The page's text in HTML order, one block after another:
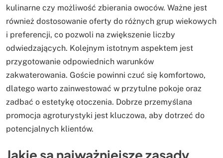
kulinarne czy możliwość zbierania owoców. Ważne jest
również dostosowanie oferty do różnych grup wiekowych
i preferencji, co pozwoli na zwiększenie liczby
odwiedzających. Kolejnym istotnym aspektem jest
przygotowanie odpowiednich warunków
zakwaterowania. Goście powinni czuć się komfortowo,
dlatego warto zainwestować w przytulne pokoje oraz
zadbać o estetykę otoczenia. Dobrze przemyślana
promocja agroturystyki jest kluczowa, aby dotrzeć do
potencjalnych klientów.
Jakie są najważniejsze zasady